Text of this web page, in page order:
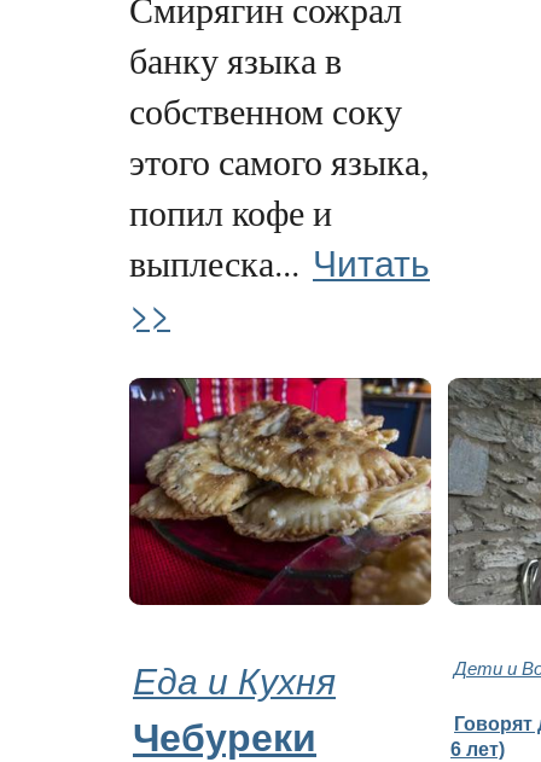
банку языка в
собственном соку
этого самого языка,
попил кофе и
выплеска... Читать
>>
Еда и Кухня Дети и
Чебуреки
Говорят
6 лет)